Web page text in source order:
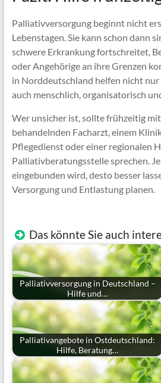
Palliativversorgung beginnt nicht
Lebenstagen. Sie kann schon dann
schwere Erkrankung fortschreitet,
oder Angehörige an ihre Grenzen
in Norddeutschland helfen nicht nur
auch menschlich, organisatorisch
Wer unsicher ist, sollte frühzeitig
behandelnden Facharzt, einem
Pflegedienst oder einer regionalen
Palliativberatungsstelle sprechen.
eingebunden wird, desto besser
Versorgung und Entlastung planen.
Das könnte Sie auch
Palliativversorgung in Deutschland –
Hilfe und…
Palliativangebote in Ostdeutschland:
Hilfe, Beratung…